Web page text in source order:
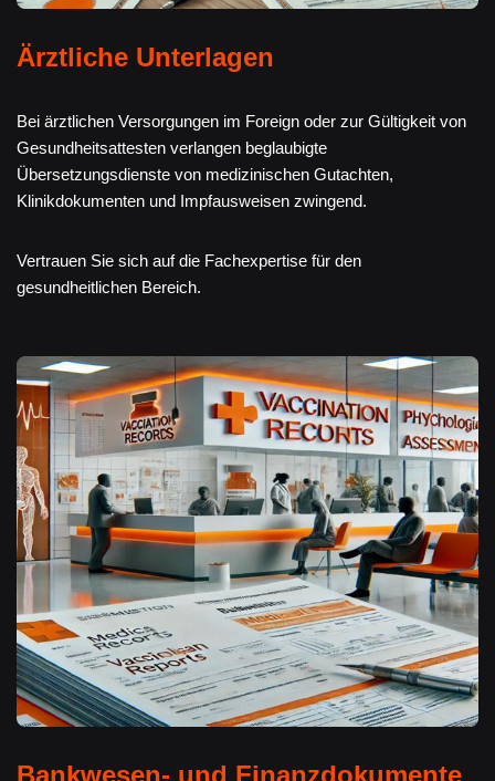
Ärztliche Unterlagen
Bei ärztlichen Versorgungen im Foreign oder zur Gültigkeit von
Gesundheitsattesten verlangen beglaubigte
Übersetzungsdienste von medizinischen Gutachten,
Klinikdokumenten und Impfausweisen zwingend.
Vertrauen Sie sich auf die Fachexpertise für den
gesundheitlichen Bereich.
Bankwesen- und Finanzdokumente